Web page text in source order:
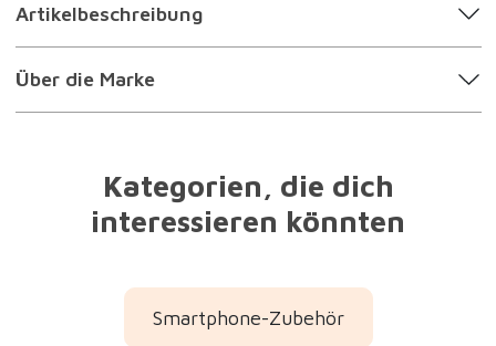
Artikelbeschreibung
Über die Marke
Kategorien, die dich
interessieren könnten
Smartphone-Zubehör